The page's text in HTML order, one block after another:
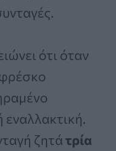
ότι όταν
εναλλακτική.
ζητάτρία